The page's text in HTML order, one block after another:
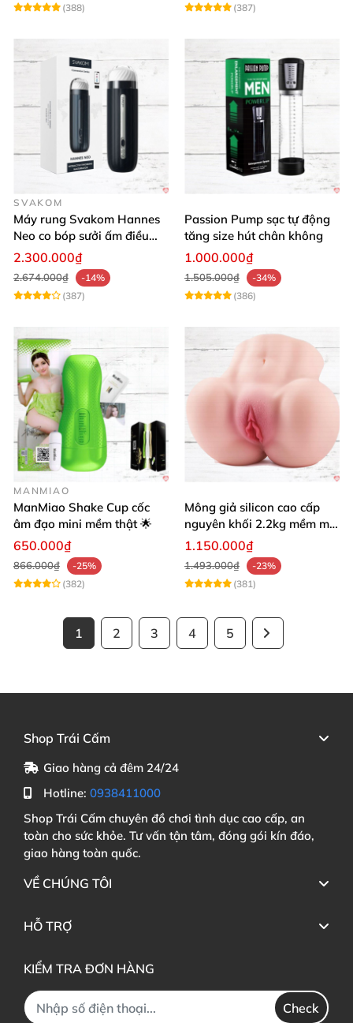
(388)
(387)
SVAKOM
Máy rung Svakom Hannes
Neo co bóp sưởi ấm điều
khiển app
2.300.000₫
2.674.000₫
-14%
(387)
Passion Pump sạc tự động
tăng size hút chân không
1.000.000₫
1.505.000₫
-34%
(386)
MANMIAO
ManMiao Shake Cup cốc
âm đạo mini mềm thật 🌟
650.000₫
866.000₫
-25%
(382)
Mông giả silicon cao cấp
nguyên khối 2.2kg mềm mại
khít bóp cực thật
1.150.000₫
1.493.000₫
-23%
(381)
1 2 3 4 5
Shop Trái Cấm
Giao hàng cả đêm 24/24
Hotline: 0938411000
Shop Trái Cấm chuyên đồ chơi tình dục cao cấp, an
toàn cho sức khỏe. Tư vấn tận tâm, đóng gói kín đáo,
giao hàng toàn quốc.
VỀ CHÚNG TÔI
HỖ TRỢ
KIỂM TRA ĐƠN HÀNG
Check